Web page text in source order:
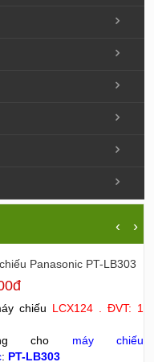
‹ ›
Panasonic PT-LB303
chiếu LCX124 . ĐVT: 1
cho máy chiếu
: PT-LB303